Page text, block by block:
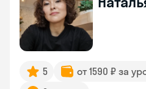
5 от 1590 ₽ за